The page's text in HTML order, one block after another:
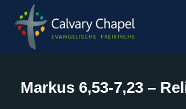
Inhalt
springen